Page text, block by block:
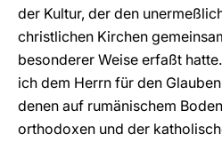
der Kultur, der den
christlichen Kirchen
besonderer Weise erfaßt
ich dem Herrn für den
denen auf rumänischem
orthodoxen und der